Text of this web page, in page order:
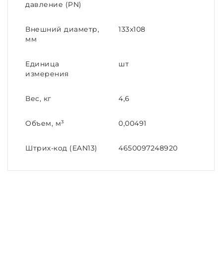
давление (PN)
Внешний диаметр,
мм
133х108
Единица
измерения
шт
Вес, кг 4,6
Объем, м³ 0,00491
Штрих-код (EAN13) 4650097248920